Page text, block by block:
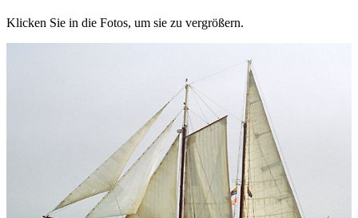
Klicken Sie in die Fotos, um sie zu vergrößern.